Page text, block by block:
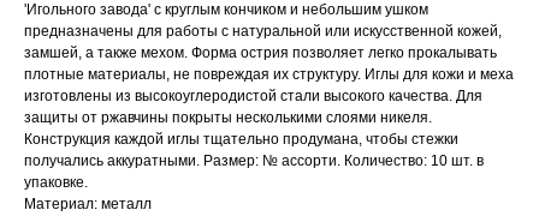
'Игольного завода' с круглым кончиком и небольшим ушком
предназначены для работы с натуральной или искусственной кожей,
замшей, а также мехом. Форма острия позволяет легко прокалывать
плотные материалы, не повреждая их структуру. Иглы для кожи и меха
изготовлены из высокоуглеродистой стали высокого качества. Для
защиты от ржавчины покрыты несколькими слоями никеля.
Конструкция каждой иглы тщательно продумана, чтобы стежки
получались аккуратными. Размер: № ассорти. Количество: 10 шт. в
упаковке.
Материал: металл